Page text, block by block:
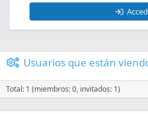
Usuarios que están
Total: 1 (miembros: 0, invitados: 1)